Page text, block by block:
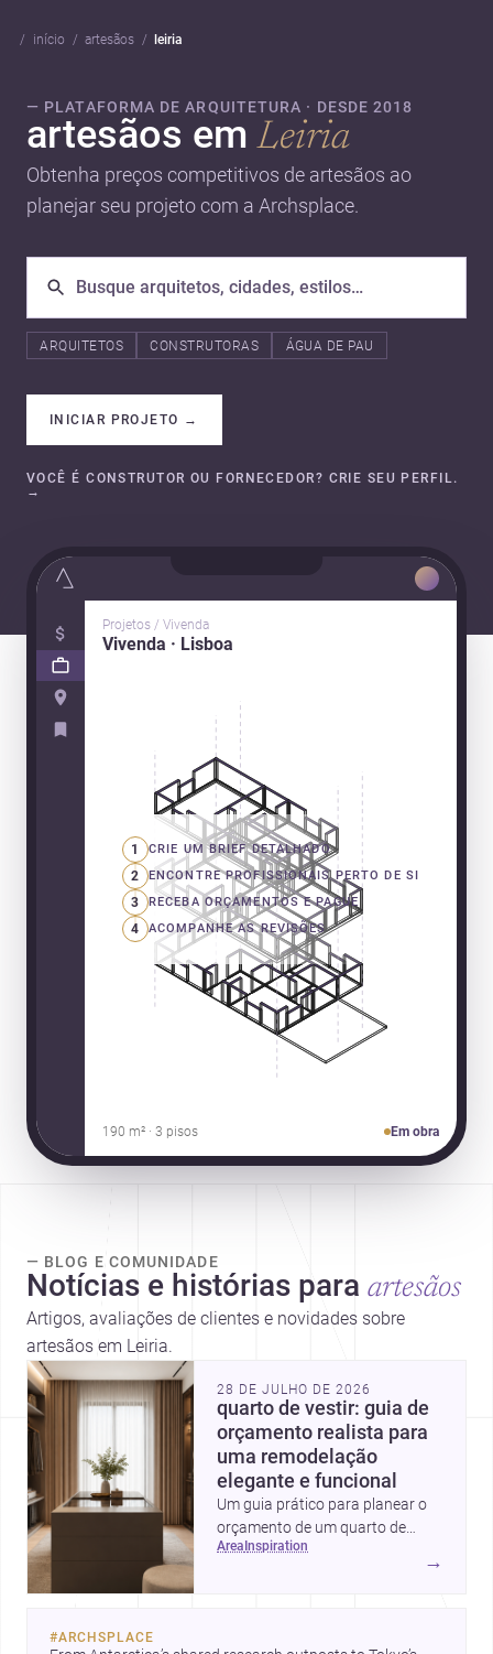
início artesãos leiria
— PLATAFORMA DE ARQUITETURA · DESDE 2018
artesãos emLeiria
Obtenha preços competitivos de artesãos ao
planejar seu projeto com a Archsplace.
ARQUITETOS CONSTRUTORAS ÁGUA DE PAU
INICIAR PROJETO →
VOCÊ É CONSTRUTOR OU FORNECEDOR? CRIE SEU PERFIL.
→
Projetos / Vivenda
Vivenda · Lisboa
1 CRIE UM BRIEF DETALHADO
2 ENCONTRE PROFISSIONAIS PERTO DE SI
3 RECEBA ORÇAMENTOS E PAGUE
4 ACOMPANHE AS REVISÕES
190 m² · 3 pisos Em obra
— BLOG E COMUNIDADE
Notícias e histórias para artesãos
Artigos, avaliações de clientes e novidades sobre
artesãos em Leiria.
28 DE JULHO DE 2026
quarto de vestir: guia de
orçamento realista para
uma remodelação
elegante e funcional
Um guia prático para planear o
orçamento de um quarto de
vestir em Portugal, com
area inspiration
→
#ARCHSPLACE